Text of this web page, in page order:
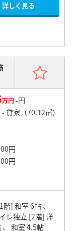
詳しく見る
万円-円
貸家（70.12㎡）
円
円
] 和室 6帖 、
レ独立 [2階] 洋
、 和室 4.5帖